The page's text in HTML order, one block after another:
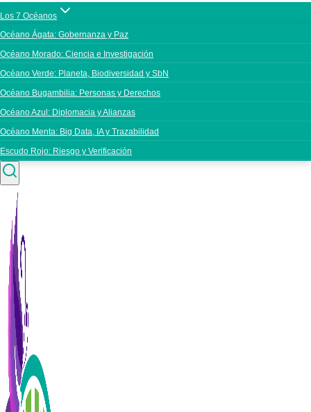
Los 7 Océanos
Océano Ágata: Gobernanza y Paz
Océano Morado: Ciencia e Investigación
Océano Verde: Planeta, Biodiversidad y SbN
Océano Bugambilia: Personas y Derechos
Océano Azul: Diplomacia y Alianzas
Océano Menta: Big Data, IA y Trazabilidad
Escudo Rojo: Riesgo y Verificación